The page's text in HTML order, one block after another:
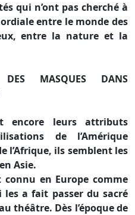
qui n’ont pas cherché à
entre le monde des
entre la nature et la
DES MASQUES DANS
encore leurs attributs
de l’Amérique
l’Afrique, ils semblent les
Asie.
en Europe comme
a fait passer du sacré
théâtre. Dès l’époque de